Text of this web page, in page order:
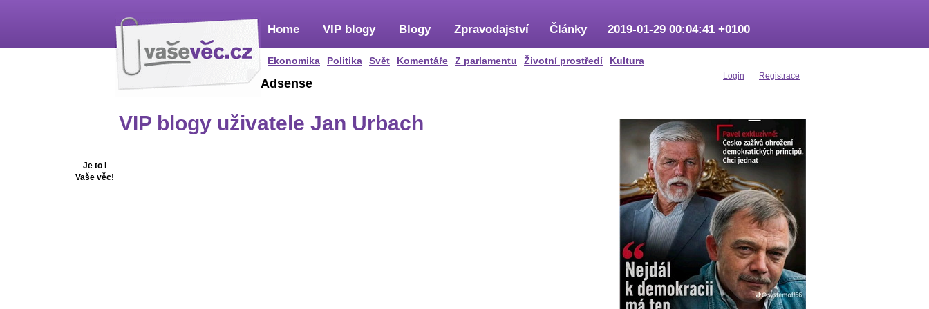
Home
Ekonomika Politika Svět Komentáře Z parlamentu Životní prostředí Kultura
VIP blogy Blogy Zpravodajství Články 2019-01-29 00:04:41 +0100
Login Registrace
Je to i
Vaše věc!
Adsense
VIP blogy uživatele Jan Urbach